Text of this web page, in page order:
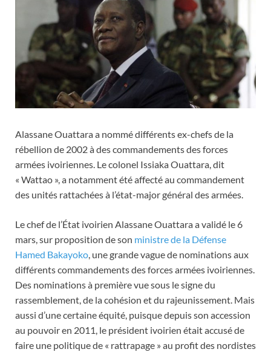
Alassane Ouattara a nommé différents ex-chefs de la
rébellion de 2002 à des commandements des forces
armées ivoiriennes. Le colonel Issiaka Ouattara, dit
« Wattao », a notamment été affecté au commandement
des unités rattachées à l’état-major général des armées.
Le chef de l’État ivoirien Alassane Ouattara a validé le 6
mars, sur proposition de son ministre de la Défense
Hamed Bakayoko, une grande vague de nominations aux
différents commandements des forces armées ivoiriennes.
Des nominations à première vue sous le signe du
rassemblement, de la cohésion et du rajeunissement. Mais
aussi d’une certaine équité, puisque depuis son accession
au pouvoir en 2011, le président ivoirien était accusé de
faire une politique de « rattrapage » au profit des nordistes